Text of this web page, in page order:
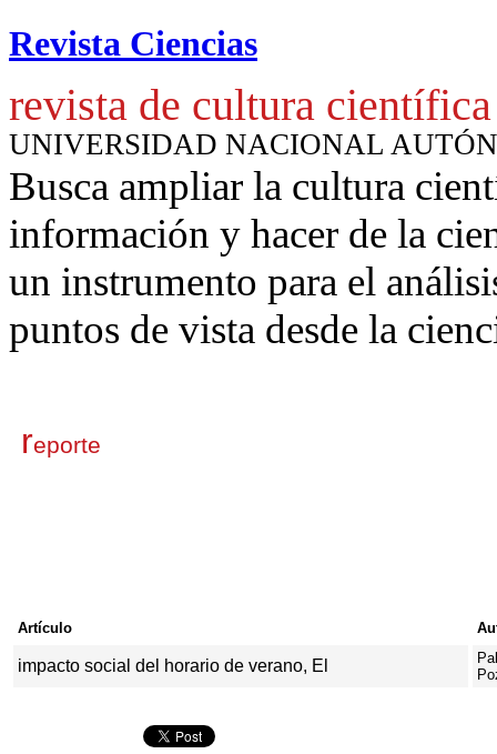
Revista Ciencias
revista de cultura científica
UNIVERSIDAD NACIONAL
Busca ampliar la cultura
información y hacer de la
un instrumento para el
puntos de vista desde la
reporte
Artículo
impacto social del horario de verano, El